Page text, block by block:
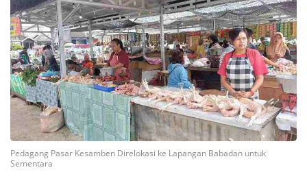
Pedagang Pasar Kesamben Direlokasi ke Lapangan Babadan untuk
Sementara